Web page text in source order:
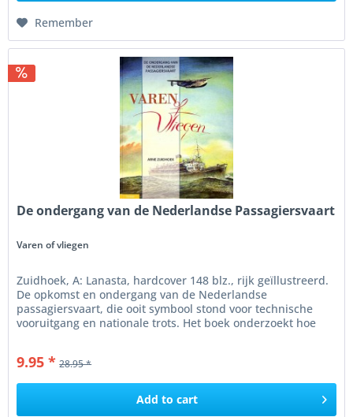
Remember
De ondergang van de Nederlandse Passagiersvaart
Varen of vliegen
Zuidhoek, A: Lanasta, hardcover 148 blz., rijk geïllustreerd.
De opkomst en ondergang van de Nederlandse
passagiersvaart, die ooit symbool stond voor technische
vooruitgang en nationale trots. Het boek onderzoekt hoe
9.95 * 28.95 *
Add to cart